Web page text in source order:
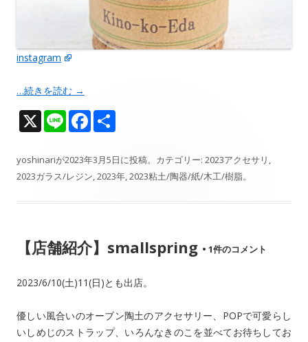
instagram
…続きを読む →
X Li
e
F
e
b
k
yoshinariが2023年3月5日に投稿。カテゴリー: 2023アクセサリ
2023ガラス/レジン 2023年 2023粘土/陶器/紙/木工/樹脂。
【店舗紹介】smallspring • 1件のコメント
2023/6/10(土)11(日)とも出店。
優しい風合いのオーブン陶土のアクセサリー、POPで可愛らし
いしめじのストラップ、いろんなきのこを並べてお待ちしてお